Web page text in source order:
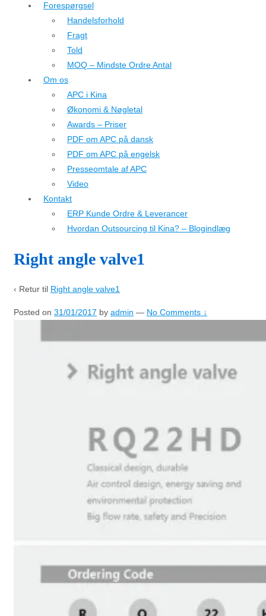
Forespørgsel
Handelsforhold
Fragt
Told
MOQ – Mindste Ordre Antal
Om os
APC i Kina
Økonomi & Nøgletal
Awards – Priser
PDF om APC på dansk
PDF om APC på engelsk
Presseomtale af APC
Video
Kontakt
ERP Kunde Ordre & Leverancer
Hvordan Outsourcing til Kina? – Blogindlæg
Right angle valve1
‹ Retur til Right angle valve1
Posted on 31/01/2017 by admin — No Comments ↓